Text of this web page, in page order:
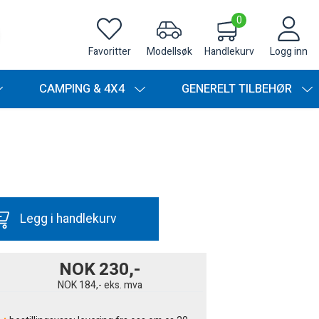
Favoritter Modellsøk
0
Handlekurv Logg inn
CAMPING & 4X4 GENERELT TILBEHØR
Legg i handlekurv
NOK230,-
NOK184,-eks. mva